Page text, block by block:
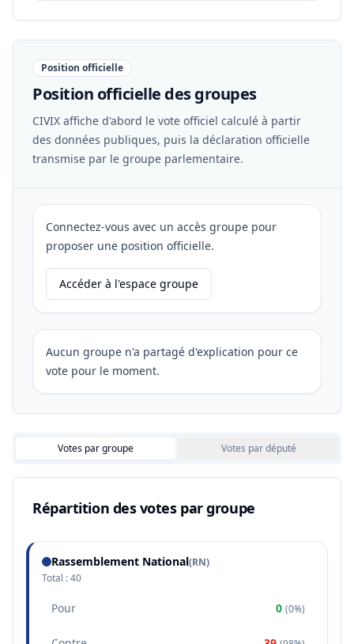
Position officielle
Position officielle des groupes
CIVIX affiche d'abord le vote officiel calculé à partir
des données publiques, puis la déclaration officielle
transmise par le groupe parlementaire.
Connectez-vous avec un accès groupe pour
proposer une position officielle.
Accéder à l'espace groupe
Aucun groupe n'a partagé d'explication pour ce
vote pour le moment.
Votes par groupe Votes par député
Répartition des votes par groupe
Rassemblement National(RN)
Total :40
Pour 0 (0%)